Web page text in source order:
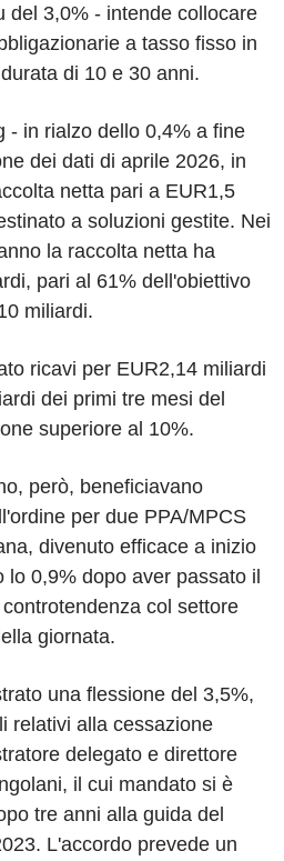
del 3,0% - intende collocare
a tasso fisso in
di 10 e 30 anni.
- in rialzo dello 0,4% a fine
dei dati di aprile 2026, in
netta pari a EUR1,5
a soluzioni gestite. Nei
la raccolta netta ha
pari al 61% dell'obiettivo
miliardi.
ricavi per EUR2,14 miliardi
dei primi tre mesi del
superiore al 10%.
però, beneficiavano
per due PPA/MPCS
divenuto efficace a inizio
lo 0,9% dopo aver passato il
col settore
giornata.
una flessione del 3,5%,
relativi alla cessazione
delegato e direttore
il cui mandato si è
tre anni alla guida del
L'accordo prevede un